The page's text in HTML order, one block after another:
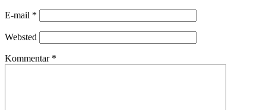
E-mail *
Websted
Kommentar *